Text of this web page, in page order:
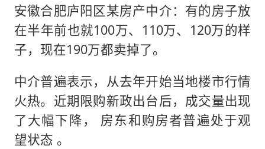
安徽合肥庐阳区某房产中介：有的房子放
在半年前也就100万、110万、120万的样
子，现在190万都卖掉了。
中介普遍表示，从去年开始当地楼市行情
火热。近期限购新政出台后，成交量出现
了大幅下降， 房东和购房者普遍处于观
望状态 。